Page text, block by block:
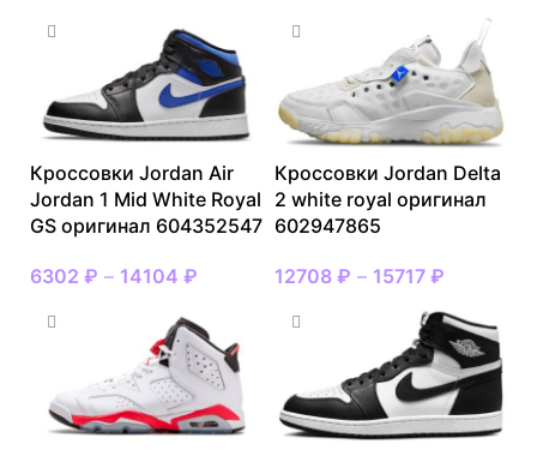
Кроссовки Jordan Air
Jordan 1 Mid White Royal
GS оригинал 604352547
6302 ₽ – 14104 ₽
Кроссовки Jordan Delta
2 white royal оригинал
602947865
12708 ₽ – 15717 ₽